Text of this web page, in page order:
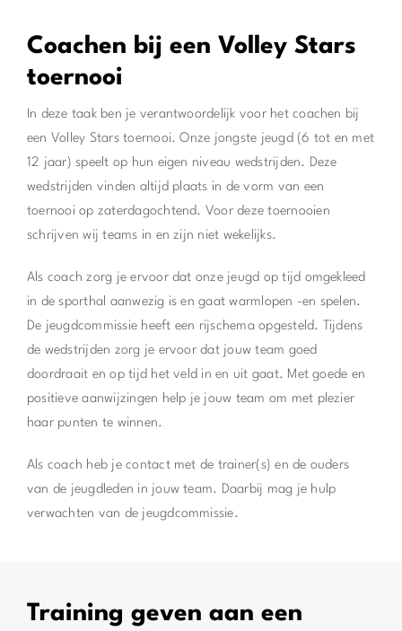
Coachen bij een Volley Stars
toernooi
In deze taak ben je verantwoordelijk voor het coachen bij
een Volley Stars toernooi. Onze jongste jeugd (6 tot en met
12 jaar) speelt op hun eigen niveau wedstrijden. Deze
wedstrijden vinden altijd plaats in de vorm van een
toernooi op zaterdagochtend. Voor deze toernooien
schrijven wij teams in en zijn niet wekelijks.
Als coach zorg je ervoor dat onze jeugd op tijd omgekleed
in de sporthal aanwezig is en gaat warmlopen -en spelen.
De jeugdcommissie heeft een rijschema opgesteld. Tijdens
de wedstrijden zorg je ervoor dat jouw team goed
doordraait en op tijd het veld in en uit gaat. Met goede en
positieve aanwijzingen help je jouw team om met plezier
haar punten te winnen.
Als coach heb je contact met de trainer(s) en de ouders
van de jeugdleden in jouw team. Daarbij mag je hulp
verwachten van de jeugdcommissie.
Training geven aan een